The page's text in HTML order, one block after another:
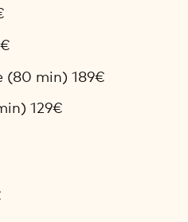
(80 min) 189€
129€